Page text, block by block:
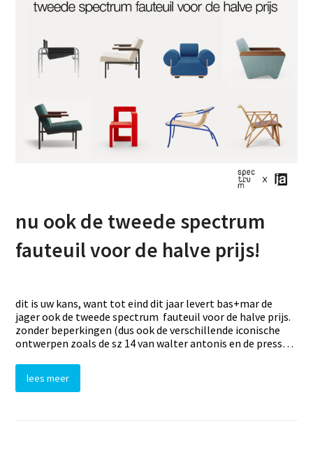
nu ook de tweede spectrum
fauteuil voor de halve prijs!
dit is uw kans, want tot eind dit jaar levert bas+mar de
jager ook de tweede spectrum fauteuil voor de halve prijs.
zonder beperkingen (dus ook de verschillende iconische
ontwerpen zoals de sz 14 van walter antonis en de press…
lees meer